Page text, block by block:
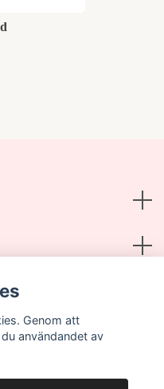
Genom att
användandet av